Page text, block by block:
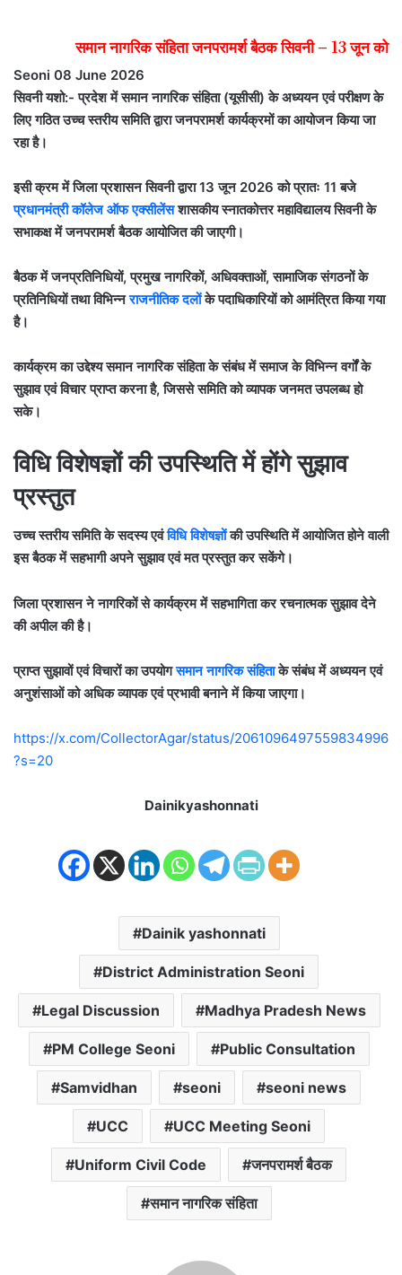
समान नागरिक संहिता जनपरामर्श बैठक सिवनी – 13 जून को
Seoni 08 June 2026
सिवनी यशो:- प्रदेश में समान नागरिक संहिता (यूसीसी) के अध्ययन एवं परीक्षण के
लिए गठित उच्च स्तरीय समिति द्वारा जनपरामर्श कार्यक्रमों का आयोजन किया जा
रहा है।
इसी क्रम में जिला प्रशासन सिवनी द्वारा 13 जून 2026 को प्रातः 11 बजे
प्रधानमंत्री कॉलेज ऑफ एक्सीलेंसशासकीय स्नातकोत्तर महाविद्यालय सिवनी के
सभाकक्ष में जनपरामर्श बैठक आयोजित की जाएगी।
बैठक में जनप्रतिनिधियों, प्रमुख नागरिकों, अधिवक्ताओं, सामाजिक संगठनों के
प्रतिनिधियों तथा विभिन्नराजनीतिक दलोंके पदाधिकारियों को आमंत्रित किया गया
है।
कार्यक्रम का उद्देश्य समान नागरिक संहिता के संबंध में समाज के विभिन्न वर्गों के
सुझाव एवं विचार प्राप्त करना है, जिससे समिति को व्यापक जनमत उपलब्ध हो
सके।
विधि विशेषज्ञों की उपस्थिति में होंगे सुझाव
प्रस्तुत
उच्च स्तरीय समिति के सदस्य एवंविधि विशेषज्ञोंकी उपस्थिति में आयोजित होने वाली
इस बैठक में सहभागी अपने सुझाव एवं मत प्रस्तुत कर सकेंगे।
जिला प्रशासन ने नागरिकों से कार्यक्रम में सहभागिता कर रचनात्मक सुझाव देने
की अपील की है।
प्राप्त सुझावों एवं विचारों का उपयोगसमान नागरिक संहिताके संबंध में अध्ययन एवं
अनुशंसाओं को अधिक व्यापक एवं प्रभावी बनाने में किया जाएगा।
https://x.com/CollectorAgar/status/2061096497559834996
?s=20
Dainikyashonnati
Dainik yashonnati
District Administration Seoni
Legal Discussion Madhya Pradesh News
PM College Seoni Public Consultation
Samvidhan seoni seoni news
UCC UCC Meeting Seoni
Uniform Civil Code जनपरामर्श बैठक
समान नागरिक संहिता